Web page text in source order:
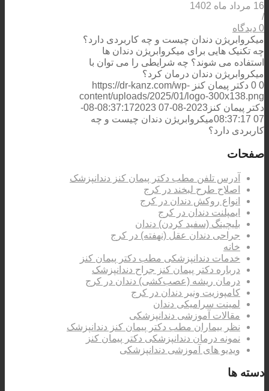
16 مرداد ماه 1402
/
0 دیدگاه
میکروابریژن دندان چیست و چه کاربردی دارد؟
چه تکنیک هایی برای میکروابریژن دندان ها
استفاده می شوند؟ چه شرایطی را می توان با
میکروابریژن دندان درمان کرد؟
0
0 دکتر پیمان کنز https://dr-kanz.com/wp-
content/uploads/2025/01/logo-300x138.png
دکتر پیمان کنز 2023-08-07 08:37:17
2023-08-
07 08:37:17
میکروابریژن دندان چیست و چه
کاربردی دارد؟
صفحات
آدرس تلفن مطب دکتر پیمان کنز دندانپزشک
اصلاح طرح لبخند در کرج
انواع روکش دندان در کرج
ایمپلنت دندان در کرج
بلیچینگ (سفید کردن) دندان
جراحی دندان عقل (نهفته) در کرج
خانه
خدمات دندانپزشکی مطب دکتر پیمان کنز
درباره دکتر پیمان کنز جراح دندانپزشک
درمان ریشه (عصب‌کشی) دندان در کرج
کامپوزیت ونیر دندان در کرج
لمینت سرامیکی دندان
مقالات آموزشی دندانپزشکی
نظر بیماران مطب دکتر پیمان کنز دندانپزشک
نمونه درمان دندانپزشکی دکتر پیمان کنز
ویدیو های آموزشی دندانپزشکی
دسته ها